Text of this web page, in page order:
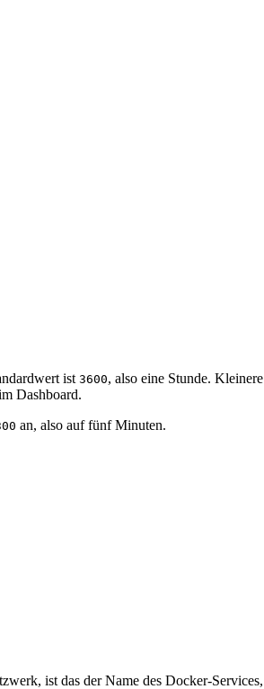
ist 3600, also eine Stunde.
Dashboard.
an, also auf fünf Minuten.
ist das der Name des Docker-